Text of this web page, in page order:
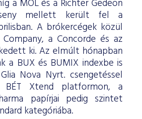
a MOL és a Richter Gedeon
mellett került fel a
A brókercégek közül
a Concorde és az
ki. Az elmúlt hónapban
a BUX és BUMIX indexbe is
Nova Nyrt. csengetéssel
Xtend platformon, a
papírjai pedig szintet
kategóriába.